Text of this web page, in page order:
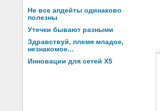
Не все апдейты одинаково
полезны
Утечки бывают разными
Здравствуй, племя младое,
незнакомое...
Инновации для сетей X5